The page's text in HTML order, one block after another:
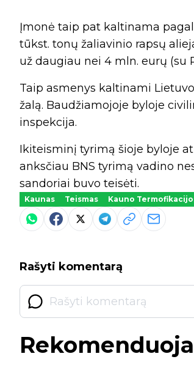
Įmonė taip pat kaltinama
tūkst. tonų žaliavinio rapsų
už daugiau nei 4 mln. eurų (su
Taip asmenys kaltinami
žalą. Baudžiamojoje byloje
inspekcija.
Ikiteisminį tyrimą šioje byloje
anksčiau BNS tyrimą vadino
sandoriai buvo teisėti.
Kaunas Teismas Kauno
Rašyti komentarą